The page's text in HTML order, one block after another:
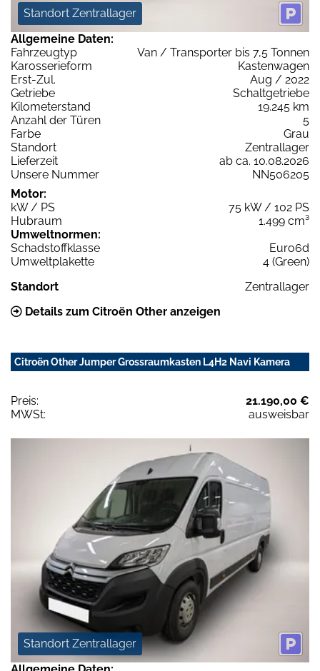
Standort Zentrallager
Allgemeine Daten:
Fahrzeugtyp
Van / Transporter bis 7,5 Tonnen
Karosserieform
Kastenwagen
Erst-Zul.
Aug / 2022
Getriebe
Schaltgetriebe
Kilometerstand
19.245 km
Anzahl der Türen
5
Farbe
Grau
Standort
Zentrallager
Lieferzeit
ab ca. 10.08.2026
Unsere Nummer
NN506205
Motor:
kW / PS
75 kW / 102 PS
Hubraum
1.499 cm³
Umweltnormen:
Schadstoffklasse
Euro6d
Umweltplakette
4 (Green)
Standort
Zentrallager
Details zum Citroën Other anzeigen
Citroën Other Jumper Grossraumkasten L4H2 Navi Kamera
Preis:
21.190,00 €
MWSt:
ausweisbar
Standort Zentrallager